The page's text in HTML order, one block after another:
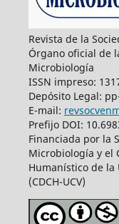
Revista de la
Órgano oficial de
Microbiología
ISSN impreso:
Depósito Legal:
E-mail:
Prefijo DOI:
Financiada por la
Microbiología y el
Humanístico de la
(CDCH-UCV)